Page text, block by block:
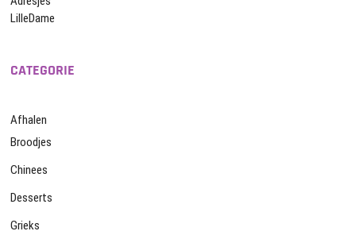
LilleDame
CATEGORIE
Afhalen
Broodjes
Chinees
Desserts
Grieks